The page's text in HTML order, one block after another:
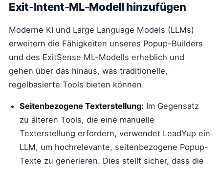
Exit-Intent-ML-Modell hinzufügen
Moderne KI und Large Language Models (LLMs)
erweitern die Fähigkeiten unseres Popup-Builders
und des ExitSense ML-Modells erheblich und
gehen über das hinaus, was traditionelle,
regelbasierte Tools bieten können.
Seitenbezogene Texterstellung: Im Gegensatz
zu älteren Tools, die eine manuelle
Texterstellung erfordern, verwendet LeadYup ein
LLM, um hochrelevante, seitenbezogene Popup-
Texte zu generieren. Dies stellt sicher, dass die